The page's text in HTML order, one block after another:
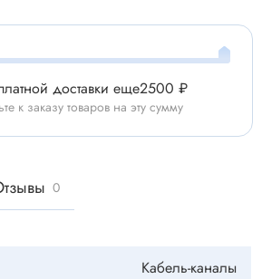
доставки еще2500 ₽
к заказу товаров на эту сумму
0
Кабель-каналы